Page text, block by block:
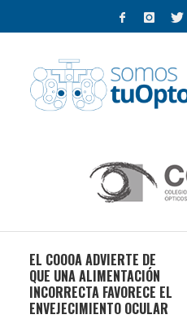
EL COOOA ADVIERTE DE
QUE UNA ALIMENTACIÓN
INCORRECTA FAVORECE EL
ENVEJECIMIENTO OCULAR